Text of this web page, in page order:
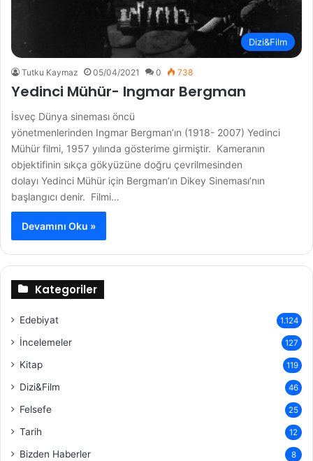
Dizi&Film
Tutku Kaymaz 05/04/2021 0 738
Yedinci Mühür- Ingmar Bergman
İsveç Dünya sineması öncü
yönetmenlerinden Ingmar Bergman’ın (1918- 2007) Yedinci
Mühür filmi, 1957 yılında gösterime girmiştir. Kameranın
objektifinin sıkça gökyüzüne doğru çevrilmesinden
dolayı Yedinci Mühür için Bergman’ın Dikey Sineması’nın
başlangıcı denir. Filmi…
Devamını Oku »
Kategoriler
Edebiyat 1.124
İncelemeler 127
Kitap 119
Dizi&Film 46
Felsefe 25
Tarih 12
Bizden Haberler 8